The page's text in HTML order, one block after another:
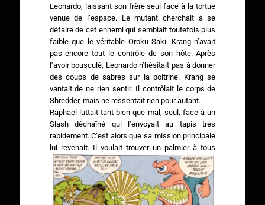
Leonardo, laissant son frère seul face à la tortue
venue de l’espace. Le mutant cherchait à se
défaire de cet ennemi qui semblait toutefois plus
faible que le véritable Oroku Saki. Krang n’avait
pas encore tout le contrôle de son hôte. Après
l’avoir bousculé, Leonardo n’hésitait pas à donner
des coups de sabres sur la poitrine. Krang se
vantait de ne rien sentir. Il contrôlait le corps de
Shredder, mais ne ressentait rien pour autant.
Raphael luttait tant bien que mal, seul, face à un
Slash déchaîné qui l’envoyait au tapis très
rapidement. C’est alors que sa mission principale
lui revenait.Il voulait trouver un palmier à tous